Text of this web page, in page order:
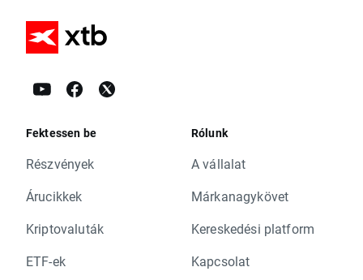
Fektessen be
Részvények
Árucikkek
Kriptovaluták
ETF-ek
Rólunk
A vállalat
Márkanagykövet
Kereskedési platform
Kapcsolat